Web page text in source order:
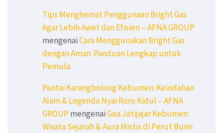
Tips Menghemat Penggunaan Bright Gas
Agar Lebih Awet dan Efisien – AFNA GROUP
mengenaiCara Menggunakan Bright Gas
dengan Aman: Panduan Lengkap untuk
Pemula
Pantai Karangbolong Kebumen: Keindahan
Alam & Legenda Nyai Roro Kidul – AFNA
GROUPmengenaiGoa Jatijajar Kebumen:
Wisata Sejarah & Aura Mistis di Perut Bumi